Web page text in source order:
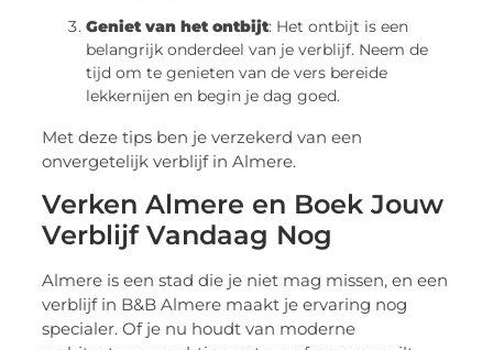
Geniet van het ontbijt: Het ontbijt is een
belangrijk onderdeel van je verblijf. Neem de
tijd om te genieten van de vers bereide
lekkernijen en begin je dag goed.
Met deze tips ben je verzekerd van een
onvergetelijk verblijf in Almere.
Verken Almere en Boek Jouw
Verblijf Vandaag Nog
Almere is een stad die je niet mag missen, en een
verblijf in B&B Almere maakt je ervaring nog
specialer. Of je nu houdt van moderne